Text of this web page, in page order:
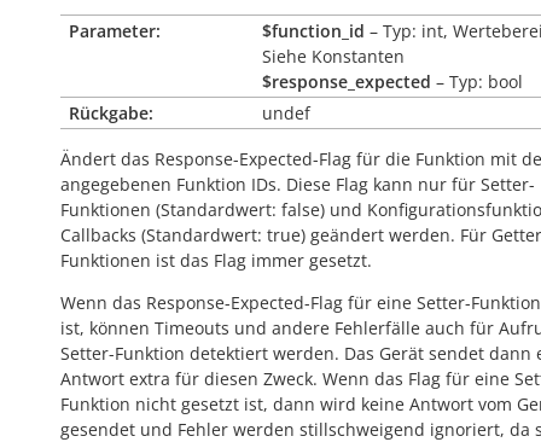
Parameter: $function_id – Typ: int,
Siehe Konstanten
$response_expected – Typ: bool
Rückgabe:
undef
Ändert das Response-Expected-Flag für die Funktion mit
angegebenen Funktion IDs. Diese Flag kann nur für Setter-
Funktionen (Standardwert: false) und
Callbacks (Standardwert: true) geändert werden. Für
Funktionen ist das Flag immer gesetzt.
Wenn das Response-Expected-Flag für eine Setter-
ist, können Timeouts und andere Fehlerfälle auch für
Setter-Funktion detektiert werden. Das Gerät sendet dann
Antwort extra für diesen Zweck. Wenn das Flag für eine
Funktion nicht gesetzt ist, dann wird keine Antwort vom
gesendet und Fehler werden stillschweigend ignoriert, da